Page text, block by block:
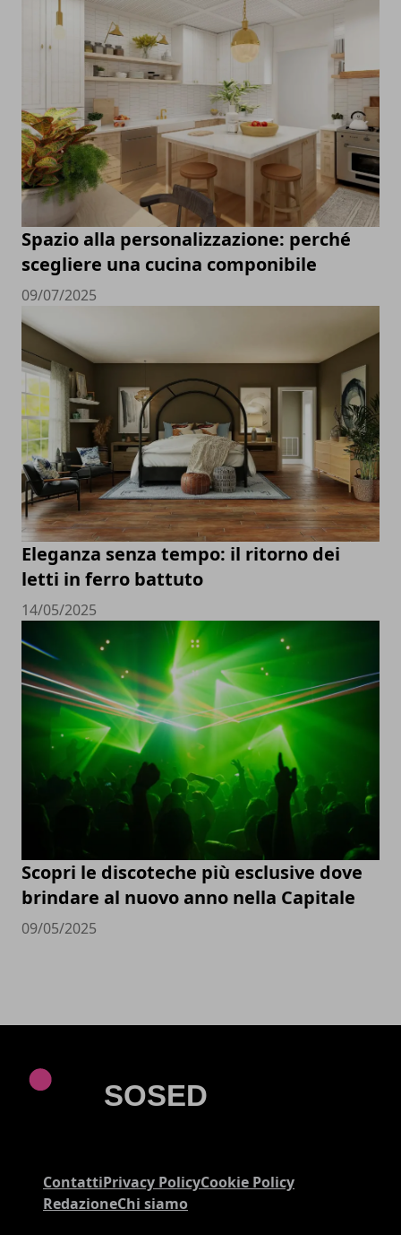
Spazio alla personalizzazione: perché
scegliere una cucina componibile
09/07/2025
Eleganza senza tempo: il ritorno dei
letti in ferro battuto
14/05/2025
Scopri le discoteche più esclusive dove
brindare al nuovo anno nella Capitale
09/05/2025
ContattiPrivacy PolicyCookie Policy
RedazioneChi siamo